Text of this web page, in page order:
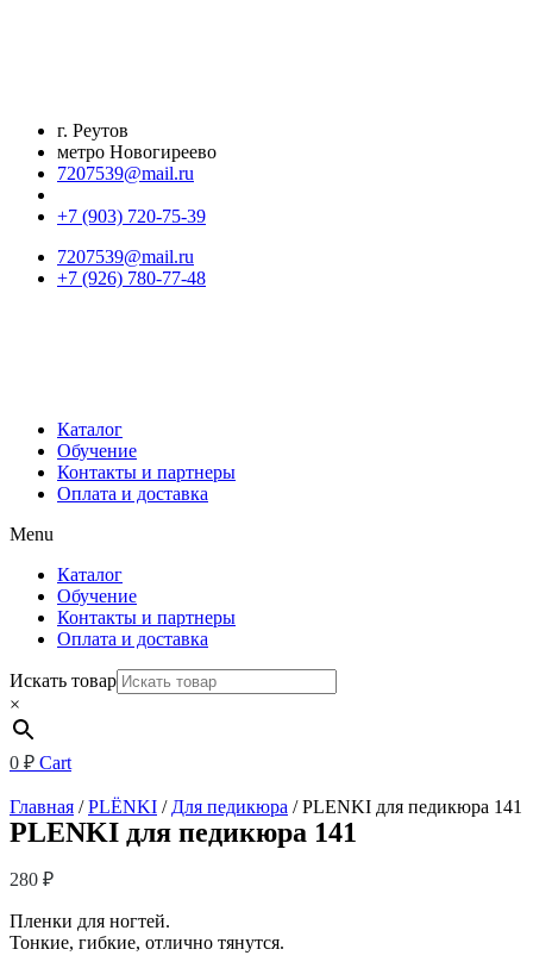
г. Реутов
метро Новогиреево
7207539@mail.ru
+7 (903) 720-75-39
7207539@mail.ru
+7 (926) 780-77-48
Каталог
Обучение
Контакты и партнеры
Оплата и доставка
Menu
Каталог
Обучение
Контакты и партнеры
Оплата и доставка
Искать товар
×
0 ₽ Cart
Главная /PLЁNKI / Для педикюра / PLENKI для педикюра 141
PLENKI для педикюра 141
280 ₽
Пленки для ногтей.
Тонкие, гибкие, отлично тянутся.